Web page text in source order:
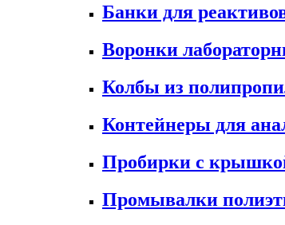
Банки для
Воронки
Колбы из
Контейнеры для
Пробирки с
Промывалки